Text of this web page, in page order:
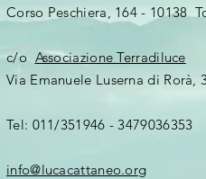
Corso Peschiera, 164 - 10138
c/o Associazione Terradiluce
Via Emanuele Luserna di Rorà,
Tel: 011/351946 - 3479036353
info@lucacattaneo.org